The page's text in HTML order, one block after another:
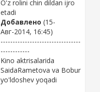
O'z rolini chin dildan ijro
etadi
Добавлено (15-
Авг-2014, 16:45)
---------------------------------
------------
Kino aktrisalarida
SaidaRametova va Bobur
yo'ldoshev yoqadi